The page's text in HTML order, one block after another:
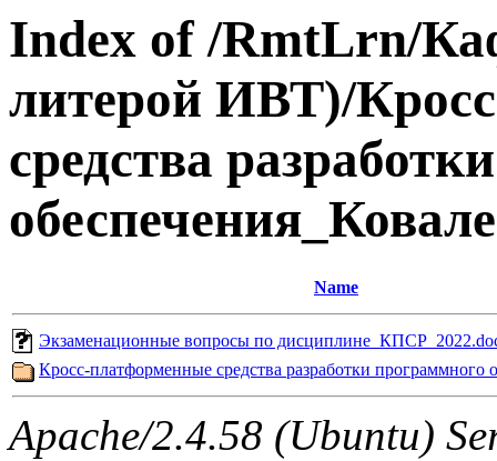
Index of /RmtLrn/
литерой ИВТ)/
средства
Name
Экзаменационные вопросы по
Кросс-платформенные средства разработки программного
Apache/2.4.58 (Ubuntu)